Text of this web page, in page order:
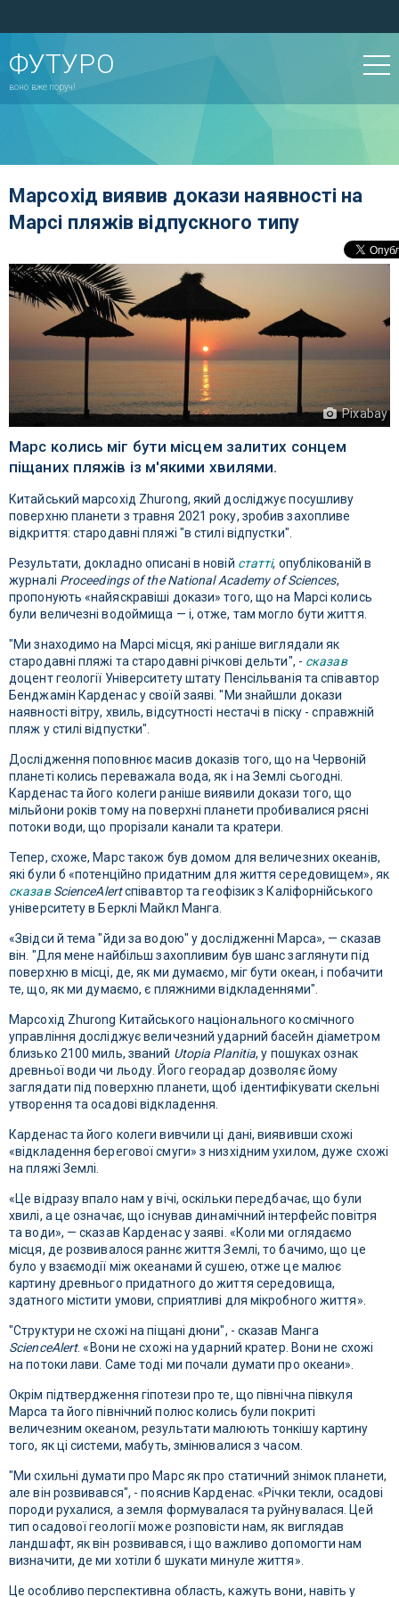
ФУТУРО
воно вже поруч!
Марсохід виявив докази наявності на
Марсі пляжів відпускного типу
Pixabay
Марс колись міг бути місцем залитих сонцем
піщаних пляжів із м'якими хвилями.
Китайський марсохід Zhurong, який досліджує посушливу
поверхню планети з травня 2021 року, зробив захопливе
відкриття: стародавні пляжі "в стилі відпустки".
Результати, докладно описані в новій статті, опублікованій в
журналі Proceedings of the National Academy of Sciences,
пропонують «найяскравіші докази» того, що на Марсі колись
були величезні водоймища — і, отже, там могло бути життя.
"Ми знаходимо на Марсі місця, які раніше виглядали як
стародавні пляжі та стародавні річкові дельти", - сказав
доцент геології Університету штату Пенсільванія та співавтор
Бенджамін Карденас у своїй заяві. "Ми знайшли докази
наявності вітру, хвиль, відсутності нестачі в піску - справжній
пляж у стилі відпустки".
Дослідження поповнює масив доказів того, що на Червоній
планеті колись переважала вода, як і на Землі сьогодні.
Карденас та його колеги раніше виявили докази того, що
мільйони років тому на поверхні планети пробивалися рясні
потоки води, що прорізали канали та кратери.
Тепер, схоже, Марс також був домом для величезних океанів,
які були б «потенційно придатним для життя середовищем», як
сказав ScienceAlertспівавтор та геофізик з Каліфорнійського
університету в Берклі Майкл Манга.
«Звідси й тема "йди за водою" у дослідженні Марса», — сказав
він. "Для мене найбільш захопливим був шанс заглянути під
поверхню в місці, де, як ми думаємо, міг бути океан, і побачити
те, що, як ми думаємо, є пляжними відкладеннями".
Марсохід Zhurong Китайського національного космічного
управління досліджує величезний ударний басейн діаметром
близько 2100 миль, званий Utopia Planitia, у пошуках ознак
древньої води чи льоду. Його георадар дозволяє йому
заглядати під поверхню планети, щоб ідентифікувати скельні
утворення та осадові відкладення.
Карденас та його колеги вивчили ці дані, виявивши схожі
«відкладення берегової смуги» з низхідним ухилом, дуже схожі
на пляжі Землі.
«Це відразу впало нам у вічі, оскільки передбачає, що були
хвилі, а це означає, що існував динамічний інтерфейс повітря
та води», — сказав Карденас у заяві. «Коли ми оглядаємо
місця, де розвивалося раннє життя Землі, то бачимо, що це
було у взаємодії між океанами й сушею, отже це малює
картину древнього придатного до життя середовища,
здатного містити умови, сприятливі для мікробного життя».
"Структури не схожі на піщані дюни", - сказав Манга
ScienceAlert. «Вони не схожі на ударний кратер. Вони не схожі
на потоки лави. Саме тоді ми почали думати про океани».
Окрім підтвердження гіпотези про те, що північна півкуля
Марса та його північний полюс колись були покриті
величезним океаном, результати малюють тонкішу картину
того, як ці системи, мабуть, змінювалися з часом.
"Ми схильні думати про Марс як про статичний знімок планети,
але він розвивався", - пояснив Карденас. «Річки текли, осадові
породи рухалися, а земля формувалася та руйнувалася. Цей
тип осадової геології може розповісти нам, як виглядав
ландшафт, як він розвивався, і що важливо допомогти нам
визначити, де ми хотіли б шукати минуле життя».
Це особливо перспективна область, кажуть вони, навіть у